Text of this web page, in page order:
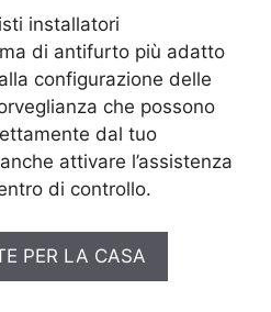
installatori
di antifurto più adatto
configurazione delle
che possono
dal tuo
attivare l’assistenza
di controllo.
PER LA CASA